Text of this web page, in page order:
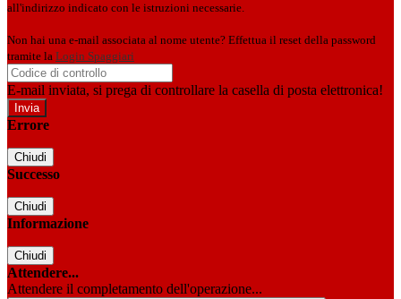
all'indirizzo indicato con le istruzioni necessarie.
Non hai una e-mail associata al nome utente? Effettua il reset della password
tramite la Login Spaggiari
E-mail inviata, si prega di controllare la casella di posta elettronica!
Errore
Chiudi
Successo
Chiudi
Informazione
Chiudi
Attendere...
Attendere il completamento dell'operazione...